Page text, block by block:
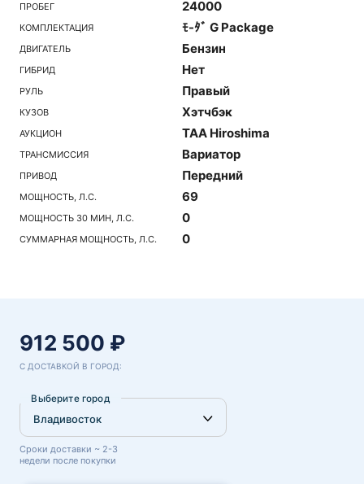
ПРОБЕГ 24000
КОМПЛЕКТАЦИЯ ﾓ-ﾀﾞ G Package
ДВИГАТЕЛЬ Бензин
ГИБРИД Нет
РУЛЬ Правый
КУЗОВ Хэтчбэк
АУКЦИОН TAA Hiroshima
ТРАНСМИССИЯ Вариатор
ПРИВОД Передний
МОЩНОСТЬ, Л.С. 69
МОЩНОСТЬ 30 МИН, Л.С. 0
СУММАРНАЯ МОЩНОСТЬ, Л.С. 0
912 500 ₽
С ДОСТАВКОЙ В ГОРОД:
Выберите город
Сроки доставки ~ 2-3
недели после покупки